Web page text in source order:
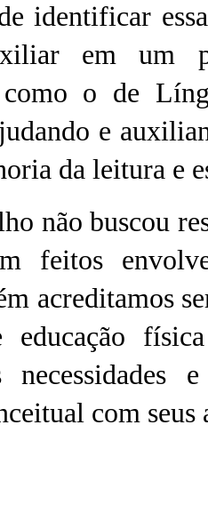
identificar
em um
como o de
e
da leitura e
não buscou
feitos
acreditamos
educação
necessidades
com seus